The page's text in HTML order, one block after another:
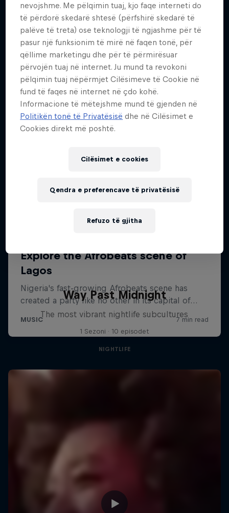
What it takes to perform live
1 Sezoni
Way Past Midnight
The most vibrant nightlife subcultures
1 Sezoni · 10 episodet
NIGHTLIFE
nevojshme. Me pëlqimin tuaj, kjo faqe interneti do
të përdorë skedarë shtesë (përfshirë skedarë të
palëve të treta) ose teknologji të ngjashme për të
pasur një funksionim të mirë në faqen tonë, për
qëllime marketingu dhe për të përmirësuar
përvojën tuaj në internet. Ju mund ta revokoni
pëlqimin tuaj nëpërmjet Cilësimeve të Cookie në
fund të faqes në internet në çdo kohë.
Informacione të mëtejshme mund të gjenden në
Politikën tonë të Privatësisë dhe në Cilësimet e
Cookies direkt më poshtë.
Cilësimet e cookies
Refuzo të gjitha
Qendra e preferencave të privatësisë